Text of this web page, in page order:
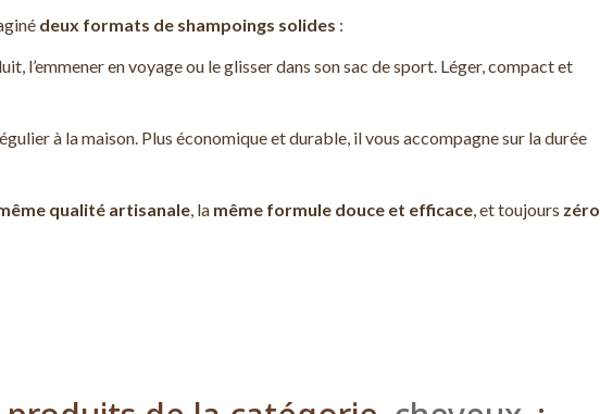
deux formats de shampoings solides :
l’emmener en voyage ou le glisser dans son sac de sport. Léger, compact et
à la maison. Plus économique et durable, il vous accompagne sur la durée
qualité artisanale , la même formule douce et efficace , et toujours zéro